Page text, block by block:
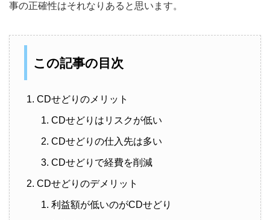
事の正確性はそれなりあると思います。
この記事の目次
CDせどりのメリット
CDせどりはリスクが低い
CDせどりの仕入先は多い
CDせどりで経費を削減
CDせどりのデメリット
利益額が低いのがCDせどり